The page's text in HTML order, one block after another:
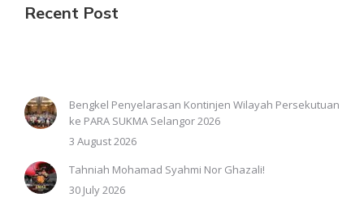
Recent Post
Bengkel Penyelarasan Kontinjen Wilayah Persekutuan
ke PARA SUKMA Selangor 2026
3 August 2026
Tahniah Mohamad Syahmi Nor Ghazali!
30 July 2026